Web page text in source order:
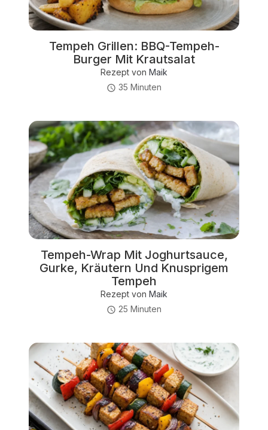
Tempeh Grillen: BBQ-Tempeh-
Burger Mit Krautsalat
Rezept von Maik
35 Minuten
Tempeh-Wrap Mit Joghurtsauce,
Gurke, Kräutern Und Knusprigem
Tempeh
Rezept von Maik
25 Minuten